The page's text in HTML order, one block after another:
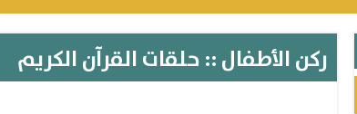
ركن الأطفال :: حلقات القرآن الكريم